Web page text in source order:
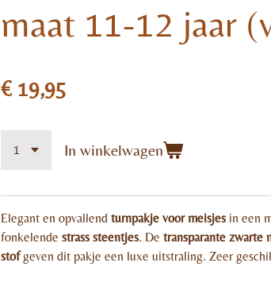
maat 11-12 jaar
€ 19,95
In winkelwagen
Elegant en opvallend turnpakje voor meisjes in een
fonkelende strass steentjes. De transparante zwarte
stofgeven dit pakje een luxe uitstraling. Zeer